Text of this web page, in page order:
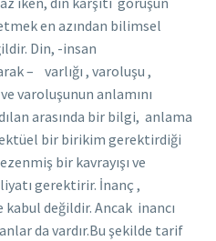
en azından bilimsel
Din, -insan
– varlığı , varoluşu ,
varoluşunun anlamını
arasında bir bilgi, anlama
bir birikim gerektirdiği
bir kavrayışı ve
gerektirir. İnanç ,
değildir. Ancak inancı
da vardır.Bu şekilde tarif